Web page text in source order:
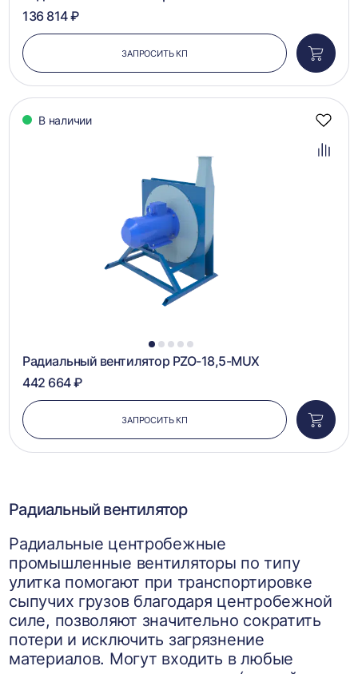
136 814 ₽
ЗАПРОСИТЬ КП
в
В наличии
1 2 3 4 5
Радиальный вентилятор PZO-18,5-MUX
442 664 ₽
ЗАПРОСИТЬ КП
в
Радиальный вентилятор
Радиальные центробежные
промышленные вентиляторы по типу
улитка помогают при транспортировке
сыпучих грузов благодаря центробежной
силе, позволяют значительно сократить
потери и исключить загрязнение
материалов. Могут входить в любые